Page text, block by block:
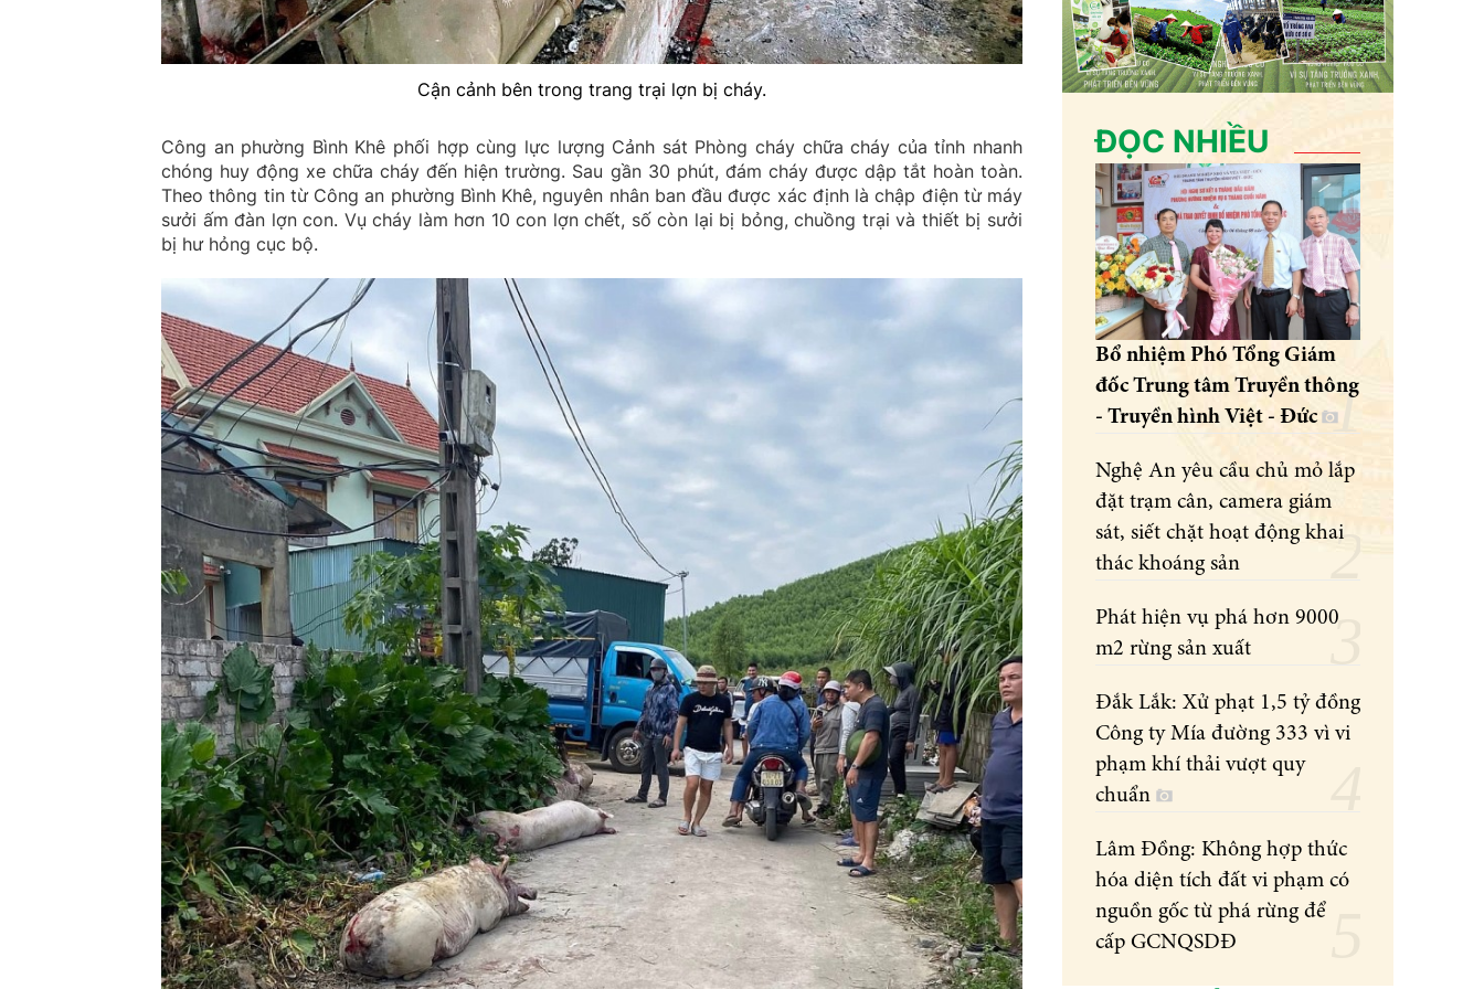
Cận cảnh bên trong trang trại lợn bị cháy.
Công an phường Bình Khê phối hợp cùng lực lượng Cảnh sát Phòng cháy chữa cháy của tỉnh nhanh
chóng huy động xe chữa cháy đến hiện trường. Sau gần 30 phút, đám cháy được dập tắt hoàn toàn.
Theo thông tin từ Công an phường Bình Khê, nguyên nhân ban đầu được xác định là chập điện từ máy
sưởi ấm đàn lợn con. Vụ cháy làm hơn 10 con lợn chết, số còn lại bị bỏng, chuồng trại và thiết bị sưởi
bị hư hỏng cục bộ.
ĐỌC NHIỀU
Bổ nhiệm Phó Tổng Giám
đốc Trung tâm Truyền thông
- Truyền hình Việt - Đức
Nghệ An yêu cầu chủ mỏ lắp
đặt trạm cân, camera giám
sát, siết chặt hoạt động khai
thác khoáng sản
Phát hiện vụ phá hơn 9000
m2 rừng sản xuất
Đắk Lắk: Xử phạt 1,5 tỷ đồng
Công ty Mía đường 333 vì vi
phạm khí thải vượt quy
chuẩn
Lâm Đồng: Không hợp thức
hóa diện tích đất vi phạm có
nguồn gốc từ phá rừng để
cấp GCNQSDĐ